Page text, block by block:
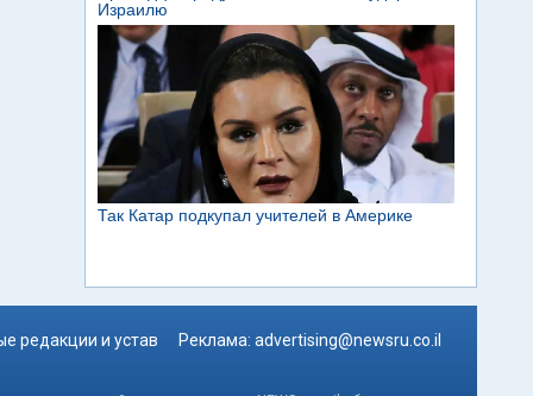
редакции и устав Реклама: advertising@newsru.co.il